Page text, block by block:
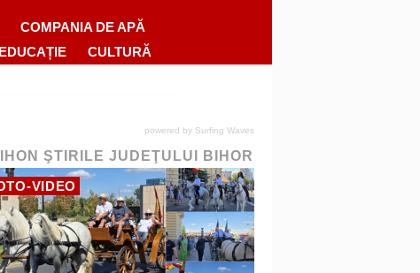
COMPANIA DE APĂ
EDUCAȚIE CULTURĂ
powered by Surfing Waves
ŞTIRILE JUDEŢULUI BIHOR
VIDEO